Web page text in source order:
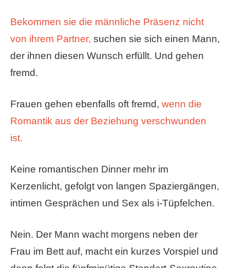
Bekommen sie die männliche Präsenz nicht
von ihrem Partner, suchen sie sich einen Mann,
der ihnen diesen Wunsch erfüllt. Und gehen
fremd.
Frauen gehen ebenfalls oft fremd, wenn die
Romantik aus der Beziehung verschwunden
ist.
Keine romantischen Dinner mehr im
Kerzenlicht, gefolgt von langen Spaziergängen,
intimen Gesprächen und Sex als i-Tüpfelchen.
Nein. Der Mann wacht morgens neben der
Frau im Bett auf, macht ein kurzes Vorspiel und